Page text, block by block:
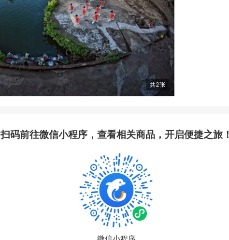
共2张
扫码前往微信小程序，查看相关商品，开启便捷之旅！